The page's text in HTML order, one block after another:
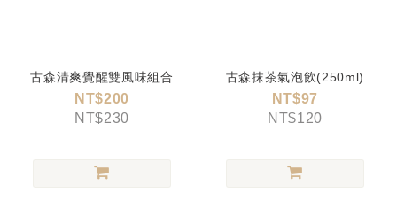
古森清爽覺醒雙風味組合
NT$200
NT$230
古森抹茶氣泡飲(250ml)
NT$97
NT$120